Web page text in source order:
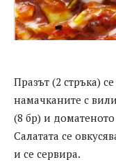
Празът (2 стръка)
намачканите с
(8 бр) и
Салатата се
и се сервира.